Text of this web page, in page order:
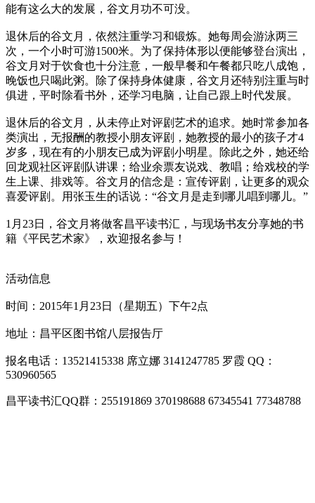
能有这么大的发展，谷文月功不可没。
退休后的谷文月，依然注重学习和锻炼。她每周会游泳两三
次，一个小时可游1500米。为了保持体形以便能够登台演出，
谷文月对于饮食也十分注意，一般早餐和午餐都只吃八成饱，
晚饭也只喝此粥。除了保持身体健康，谷文月还特别注重与时
俱进，平时除看书外，还学习电脑，让自己跟上时代发展。
退休后的谷文月，从未停止对评剧艺术的追求。她时常参加各
类演出，无报酬的教授小朋友评剧，她教授的最小的孩子才4
岁多，现在有的小朋友已成为评剧小明星。除此之外，她还给
回龙观社区评剧队讲课；给业余票友说戏、教唱；给戏校的学
生上课、排戏等。谷文月的信念是：宣传评剧，让更多的观众
喜爱评剧。用张玉生的话说：“谷文月是走到哪儿唱到哪儿。”
1月23日，谷文月将做客昌平读书汇，与现场书友分享她的书
籍《平民艺术家》，欢迎报名参与！
活动信息
时间：2015年1月23日（星期五）下午2点
地址：昌平区图书馆八层报告厅
报名电话：13521415338 席立娜 3141247785 罗霞 QQ：
530960565
昌平读书汇QQ群：255191869 370198688 67345541 77348788